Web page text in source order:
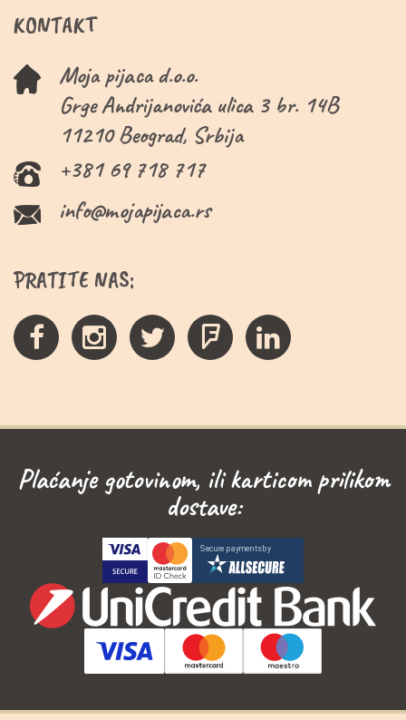
KONTAKT
Moja pijaca d.o.o.
Grge Andrijanovića ulica 3 br. 14B
11210 Beograd, Srbija
+381 69 718 717
info@mojapijaca.rs
PRATITE NAS:
Plaćanje gotovinom, ili karticom prilikom
dostave: